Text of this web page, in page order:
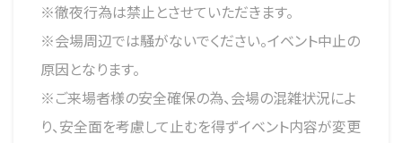
※徹夜行為は禁止とさせていただきます。
※会場周辺では騒がないでください。イベント中止の
原因となります。
※ご来場者様の安全確保の為、会場の混雑状況によ
り、安全面を考慮して止むを得ずイベント内容が変更